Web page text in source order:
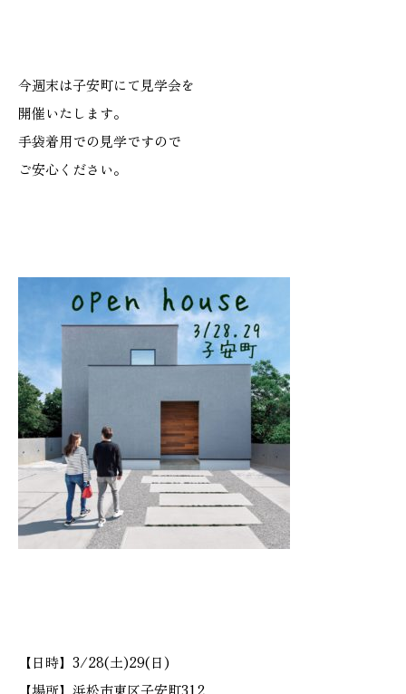
GALLERY
会社情報
ACCESS MAP
アクセスマップ
プライバシーポリシー
本社 浜松店
今週末は子安町にて見学会を
開催いたします。
手袋着用での見学ですので
ご安心ください。
【日時】3/28(土)29(日)
【場所】浜松市東区子安町312